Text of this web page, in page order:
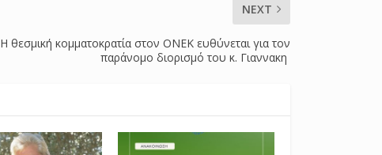
NEXT
Η θεσμική κομματοκρατία στον ΟΝΕΚ ευθύνεται για τον
παράνομο διορισμό του κ. Γιαννακη